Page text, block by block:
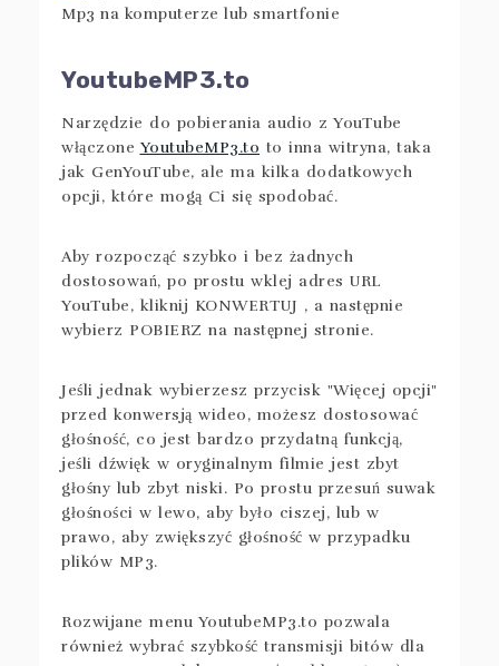
YoutubeMP3.to
Narzędzie do pobierania audio z YouTube
włączoneYoutubeMP3.to to inna witryna, taka
jak GenYouTube, ale ma kilka dodatkowych
opcji, które mogą Ci się spodobać.
Aby rozpocząć szybko i bez żadnych
dostosowań, po prostu wklej adres URL
YouTube, kliknij KONWERTUJ , a następnie
wybierz POBIERZ na następnej stronie.
Jeśli jednak wybierzesz przycisk "Więcej opcji"
przed konwersją wideo, możesz dostosować
głośność, co jest bardzo przydatną funkcją,
jeśli dźwięk w oryginalnym filmie jest zbyt
głośny lub zbyt niski. Po prostu przesuń suwak
głośności w lewo, aby było ciszej, lub w
prawo, aby zwiększyć głośność w przypadku
plików MP3.
Rozwijane menu YoutubeMP3.to pozwala
również wybrać szybkość transmisji bitów dla